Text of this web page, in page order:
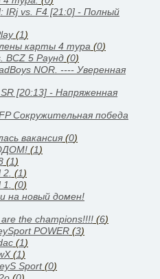
IRj vs. F4 [21:0] - Полный
(1)
карты 4 тура (0)
BCZ 5 Раунд (0)
NOR. ---- Уверенная
[20:13] - Напряженная
Сокружительная победа
вакансия (0)
(1)
(1)
(1)
(0)
на новый домен!
the champions!!!! (6)
POWER (3)
(1)
(1)
Sport(0)